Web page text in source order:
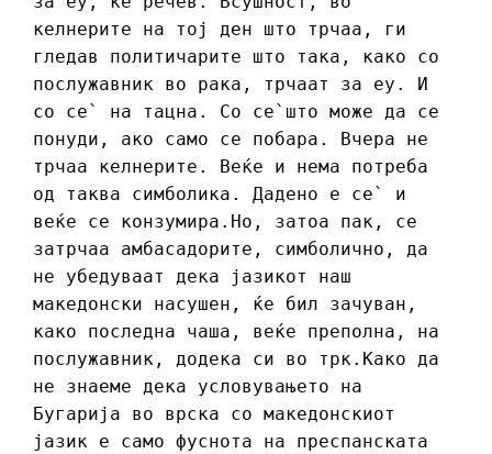
келнерите на тој ден што трчаа, ги
гледав политичарите што така, како со
послужавник во рака, трчаат за еу. И
со се` на тацна. Со се`што може да се
понуди, ако само се побара. Вчера не
трчаа келнерите. Веќе и нема потреба
од таква симболика. Дадено е се` и
веќе се конзумира.Но, затоа пак, се
затрчаа амбасадорите, симболично, да
не убедуваат дека јазикот наш
македонски насушен, ќе бил зачуван,
како последна чаша, веќе преполна, на
послужавник, додека си во трк.Како да
не знаеме дека условувањето на
Бугарија во врска со македонскиот
јазик е само фуснота на преспанската